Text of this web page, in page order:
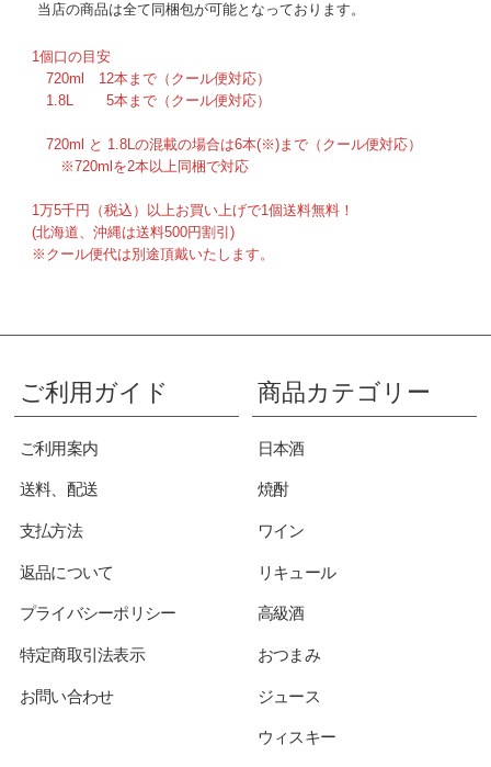
当店の商品は全て 同梱包が可能となっております。
1個口の目安
720ml 12本まで（クール便対応）
1.8L 5本まで（クール便対応）
720ml と 1.8Lの混載の場合は6本(※)まで（クール便対応）
※720mlを2本以上同梱で対応
1万5千円（税込）以上お買い上げで1個送料無料！
(北海道、沖縄は送料500円割引)
※クール便代は別途頂戴いたします。
ご利用ガイド
ご利用案内
送料、配送
支払方法
返品について
プライバシーポリシー
特定商取引法表示
お問い合わせ
商品カテゴリー
日本酒
焼酎
ワイン
リキュール
高級酒
おつまみ
ジュース
ウィスキー